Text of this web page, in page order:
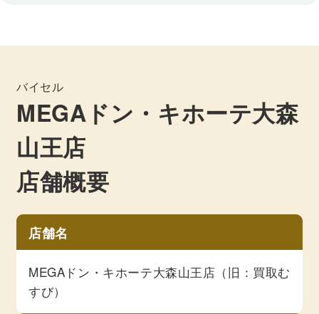
バイセル
MEGAドン・キホーテ大森
山王店
店舗概要
店舗名
MEGAドン・キホーテ大森山王店（旧：買取む
すび）